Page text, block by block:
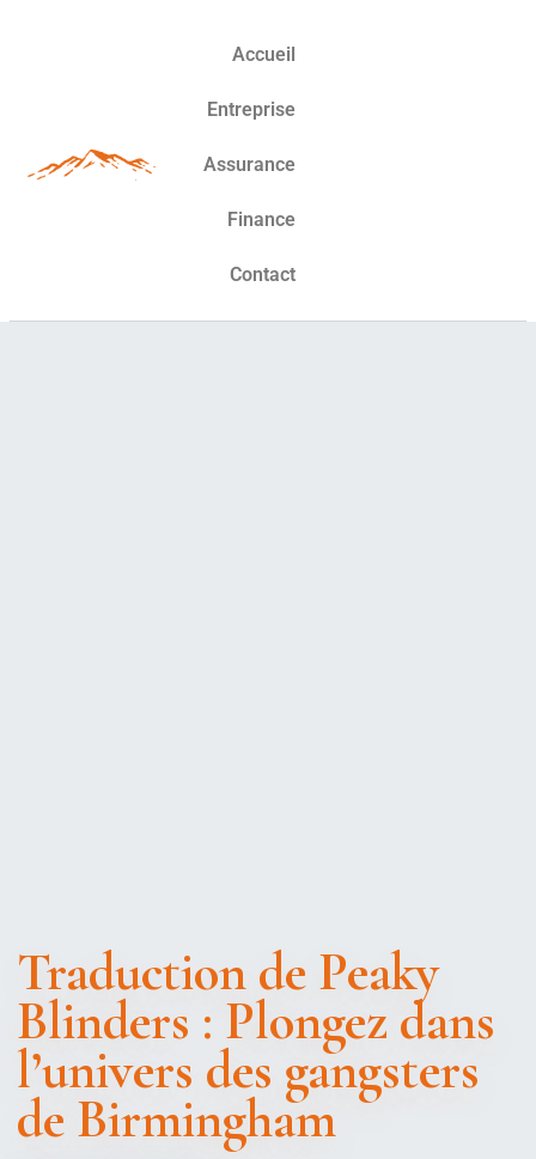
Accueil
Entreprise
Assurance
Finance
Contact
Traduction de Peaky
Blinders : Plongez dans
l’univers des gangsters
de Birmingham